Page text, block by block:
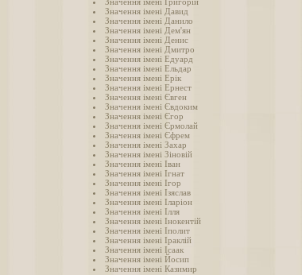
Значення імені Григорій
Значення імені Давид
Значення імені Данило
Значення імені Дем'ян
Значення імені Денис
Значення імені Дмитро
Значення імені Едуард
Значення імені Ельдар
Значення імені Ерік
Значення імені Ернест
Значення імені Євген
Значення імені Євдоким
Значення імені Єгор
Значення імені Єрмолай
Значення імені Єфрем
Значення імені Захар
Значення імені Зіновій
Значення імені Іван
Значення імені Ігнат
Значення імені Ігор
Значення імені Ізяслав
Значення імені Іларіон
Значення імені Ілля
Значення імені Інокентій
Значення імені Іполит
Значення імені Іраклій
Значення імені Ісаак
Значення імені Йосип
Значення імені Казимир